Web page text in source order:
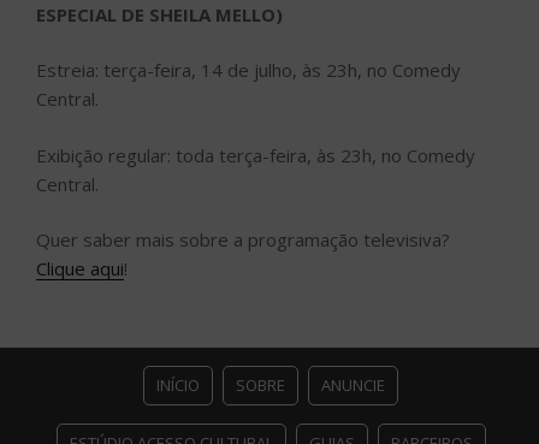
ESPECIAL DE SHEILA MELLO)
Estreia: terça-feira, 14 de julho, às 23h, no Comedy
Central.
Exibição regular: toda terça-feira, às 23h, no Comedy
Central.
Quer saber mais sobre a programação televisiva?
Clique aqui!
INÍCIO SOBRE ANUNCIE